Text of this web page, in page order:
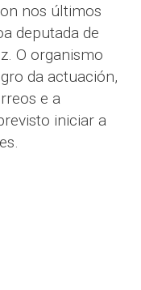
nos últimos
deputada de
O organismo
da actuación,
e a
iniciar a